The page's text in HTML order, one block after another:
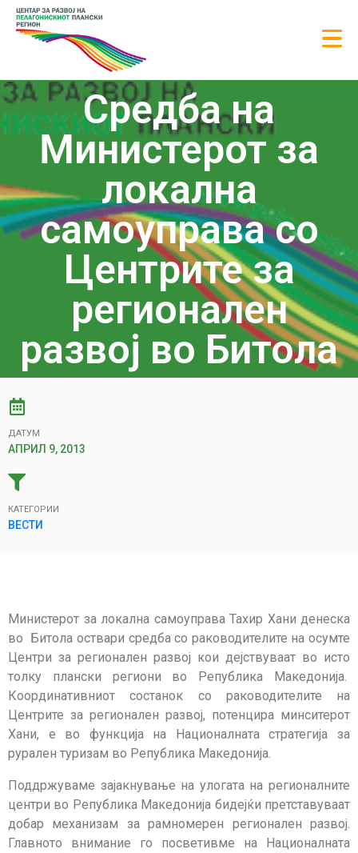
Средба на
Министерот за
локална
самоуправа со
Центрите за
регионален
развој во Битола
ДАТУМ
АПРИЛ 9, 2013
КАТЕГОРИИ
ВЕСТИ
Министерот за локална самоуправа Тахир Хани денеска
во Битола оствари средба со раководителите на осумте
Центри за регионален развој кои дејствуваат во исто
толку плански региони во Република Македонија.
Координативниот состанок со раководителите на
Центрите за регионален развој, потенцира минситерот
Хани, е во функција на Националната стратегија за
рурален туризам во Република Македонија.
Поддржуваме зајакнување на улогата на регионалните
центри во Република Македонија бидејќи претставуваат
добар механизам за рамномерен регионален развој.
Главното внимание го посветивме на Националната